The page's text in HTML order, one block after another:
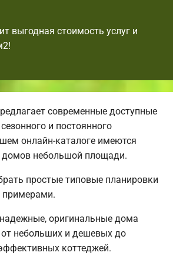
выгодная стоимость услуг и
современные доступные
и постоянного
онлайн-каталоге имеются
небольшой площади.
простые типовые планировки
оригинальные дома
небольших и дешевых до
коттеджей.